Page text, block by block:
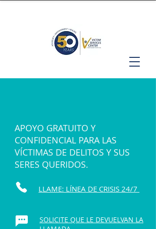
APOYO GRATUITO Y
CONFIDENCIAL PARA LAS
VÍCTIMAS DE DELITOS Y SUS
SERES QUERIDOS.
LLAME: LÍNEA DE CRISIS 24/7
SOLICITE QUE LE DEVUELVAN LA